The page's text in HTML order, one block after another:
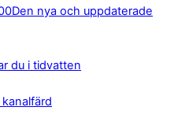
Den nya och uppdaterade
du i tidvatten
kanalfärd